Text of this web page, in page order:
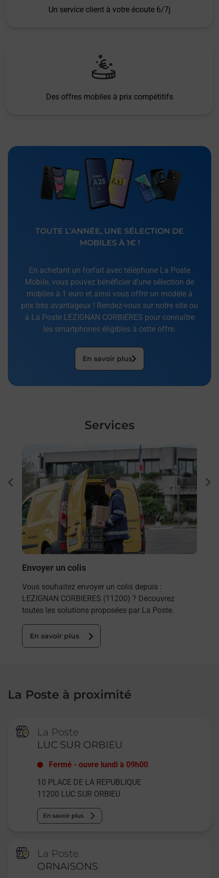
Un service client à votre écoute 6/7j
Des offres mobiles à prix compétitifs
TOUTE L’ANNÉE, UNE SÉLECTION DE
MOBILES À 1€ !
En achetant un forfait avec téléphone La Poste
Mobile, vous pouvez bénéficier d’une sélection de
mobiles à 1 euro et ainsi vous offrir un modèle à
prix très avantageux ! Rendez-vous sur notre site ou
à La Poste LEZIGNAN CORBIERES pour connaître
les smartphones éligibles à cette offre.
En savoir plus
Services
Envoyer un colis
Vous souhaitez envoyer un colis depuis :
LEZIGNAN CORBIERES (11200) ? Découvrez
toutes les solutions proposées par La Poste.
En savoir plus
La Poste à proximité
La Poste
LUC SUR ORBIEU
Fermé -ouvre lundi à 09h00
10 PLACE DE LA REPUBLIQUE
11200 LUC SUR ORBIEU
En savoir plus
La Poste
ORNAISONS